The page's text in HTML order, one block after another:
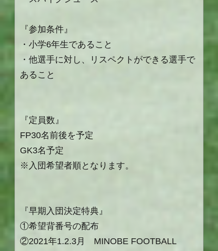
『参加条件』
・小学6年生であること
・他選手に対し、リスペクトができる選手で
あること
『定員数』
FP30名前後を予定
GK3名予定
※入団希望者順となります。
『早期入団決定特典』
①希望背番号の配布
②2021年1.2.3月 MINOBE FOOTBALL